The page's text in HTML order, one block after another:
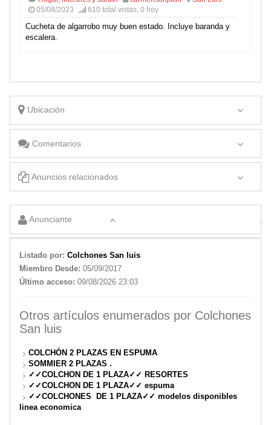
05/08/2023
610 total vistas, 0 hoy
Cucheta de algarrobo muy buen estado. Incluye baranda y
escalera.
Ubicación
Comentarios
Anuncios relacionados
COLCHÓN 2 PLAZAS EN ESPUMA
Anunciante
Listado por: Colchones San luis
Miembro Desde: 05/09/2017
Último acceso: 09/08/2026 23:03
Otros artículos enumerados por Colchones
San luis
COLCHÓN 2 PLAZAS EN ESPUMA
SOMMIER 2 PLAZAS .
✓✓COLCHON DE 1 PLAZA✓✓ RESORTES
✓✓COLCHON DE 1 PLAZA✓✓ espuma
✓✓COLCHONES DE 1 PLAZA✓✓ modelos disponibles
linea economica